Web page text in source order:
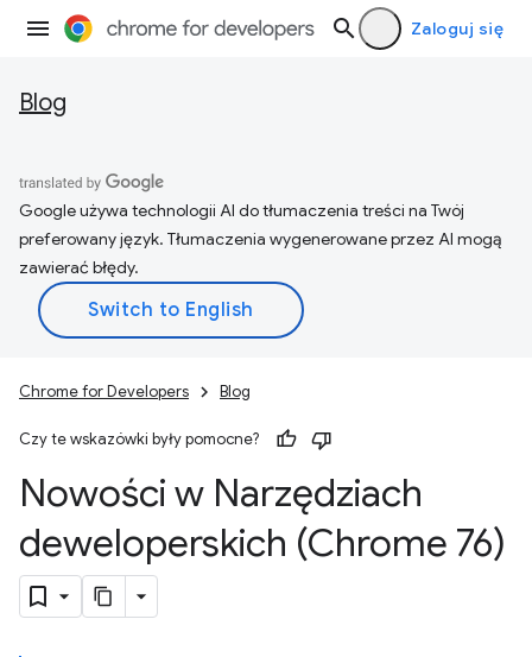
Zaloguj się
Blog
Google używa technologii AI do tłumaczenia treści na Twój
preferowany język. Tłumaczenia wygenerowane przez AI mogą
zawierać błędy.
Chrome for Developers Blog
Czy te wskazówki były pomocne?
Nowości w Narzędziach
deweloperskich (Chrome 76)